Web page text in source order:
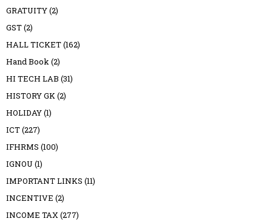
GRATUITY(2)
GST(2)
HALL TICKET(162)
Hand Book(2)
HI TECH LAB (31)
HISTORY GK(2)
HOLIDAY(1)
ICT(227)
IFHRMS (100)
IGNOU (1)
IMPORTANT LINKS (11)
INCENTIVE (2)
INCOME TAX(277)